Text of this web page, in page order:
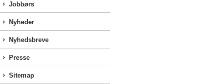
Jobbørs
Nyheder
Nyhedsbreve
Presse
Sitemap